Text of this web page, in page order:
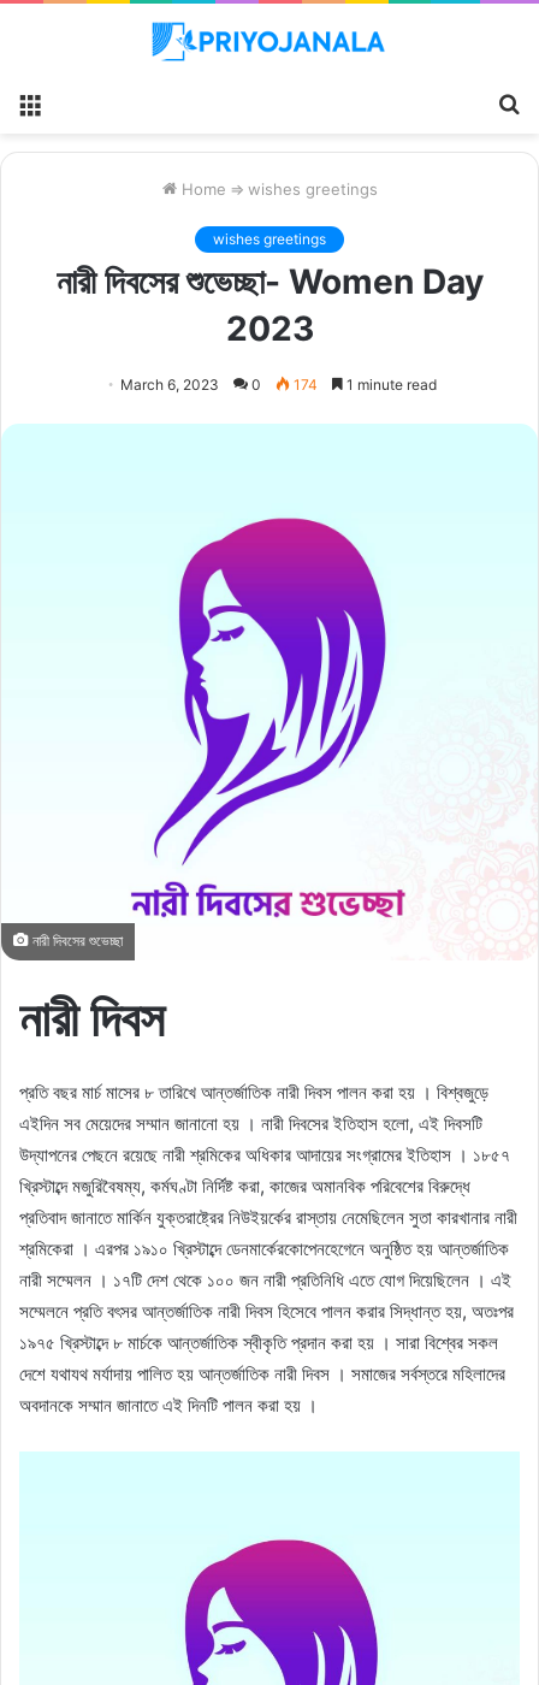
Home ⇒ wishes greetings
wishes greetings
নারী দিবসের শুভেচ্ছা- Women Day
2023
March 6, 2023 0 174 1 minute read
নারী দিবসের শুভেচ্ছা
নারী দিবস
প্রতি বছর মার্চ মাসের ৮ তারিখে আন্তর্জাতিক নারী দিবস পালন করা হয় । বিশ্বজুড়ে
এইদিন সব মেয়েদের সম্মান জানানো হয় । নারী দিবসের ইতিহাস হলো, এই দিবসটি
উদ্‌যাপনের পেছনে রয়েছে নারী শ্রমিকের অধিকার আদায়ের সংগ্রামের ইতিহাস । ১৮৫৭
খ্রিস্টাব্দে মজুরিবৈষম্য, কর্মঘণ্টা নির্দিষ্ট করা, কাজের অমানবিক পরিবেশের বিরুদ্ধে
প্রতিবাদ জানাতে মার্কিন যুক্তরাষ্ট্রের নিউইয়র্কের রাস্তায় নেমেছিলেন সুতা কারখানার নারী
শ্রমিকেরা । এরপর ১৯১০ খ্রিস্টাব্দে ডেনমার্কেরকোপেনহেগেনে অনুষ্ঠিত হয় আন্তর্জাতিক
নারী সম্মেলন । ১৭টি দেশ থেকে ১০০ জন নারী প্রতিনিধি এতে যোগ দিয়েছিলেন । এই
সম্মেলনে প্রতি বৎসর আন্তর্জাতিক নারী দিবস হিসেবে পালন করার সিদ্ধান্ত হয়, অতঃপর
১৯৭৫ খ্রিস্টাব্দে ৮ মার্চকে আন্তর্জাতিক স্বীকৃতি প্রদান করা হয় । সারা বিশ্বের সকল
দেশে যথাযথ মর্যাদায় পালিত হয় আন্তর্জাতিক নারী দিবস । সমাজের সর্বস্তরে মহিলাদের
অবদানকে সম্মান জানাতে এই দিনটি পালন করা হয় ।